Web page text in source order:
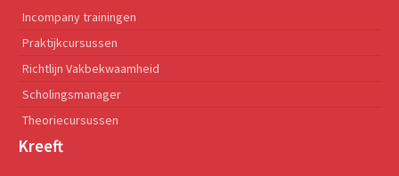
Incompany trainingen
Praktijkcursussen
Richtlijn Vakbekwaamheid
Scholingsmanager
Theoriecursussen
Kreeft